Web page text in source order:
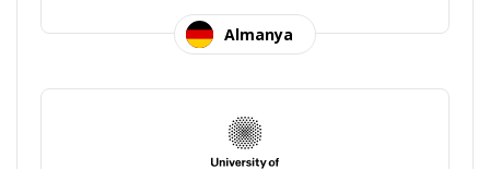
Almanya